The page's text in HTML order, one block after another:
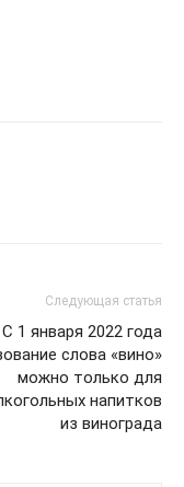
Следующая статья
C 1 января 2022 года
слова «вино»
можно только для
напитков
из винограда